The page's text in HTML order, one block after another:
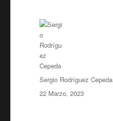
Autor
Sergio Rodríguez Cepeda
Publicado
22 Marzo, 2023